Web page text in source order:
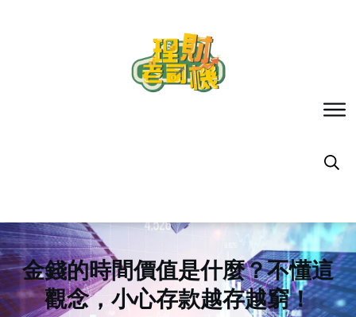
金錢的時間價值是什麼？不懂這
觀念，小心存款越存越窮！